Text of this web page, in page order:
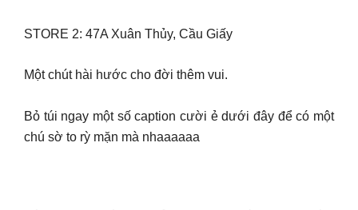
STORE 2: 47A Xuân Thủy, Cầu Giấy
Một chút hài hước cho đời thêm vui.
Bỏ túi ngay một số caption cười ẻ dưới đây để có một
chú sờ to rỳ mặn mà nhaaaaaa